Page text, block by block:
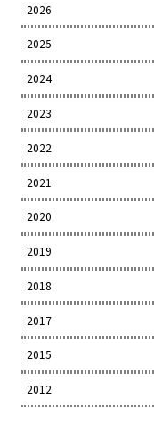
2026
2025
2024
2023
2022
2021
2020
2019
2018
2017
2015
2012